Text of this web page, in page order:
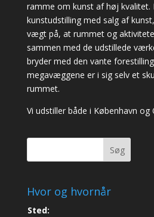
ramme om kunst af høj kvalitet.
kunstudstilling med salg af
vægt på, at rummet og
sammen med de udstillede
bryder med den vante
megavæggene er i sig selv et
rummet.
Vi udstiller både i København og
Søg
Hvor og hvornår
Sted: